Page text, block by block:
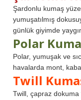
Şardonlu kumaş
yumuşatılmış
günlük giyimde
Polar
Polar, yumuşak ve
havalarda mont,
Twill
Twill, çapraz dokuma